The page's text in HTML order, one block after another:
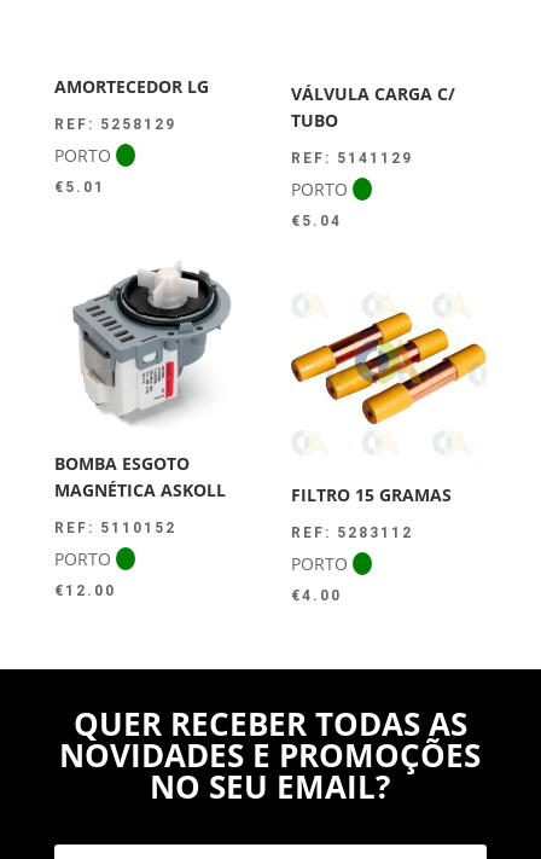
AMORTECEDOR LG
REF: 5258129
PORTO
€ 5.01
VÁLVULA CARGA C/
TUBO
REF: 5141129
PORTO
€ 5.04
BOMBA ESGOTO
MAGNÉTICA ASKOLL
REF: 5110152
PORTO
€ 12.00
FILTRO 15 GRAMAS
REF: 5283112
PORTO
€4.00
QUER RECEBER TODAS AS
NOVIDADES E PROMOÇÕES
NO SEU EMAIL?